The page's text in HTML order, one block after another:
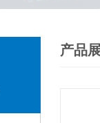
产品